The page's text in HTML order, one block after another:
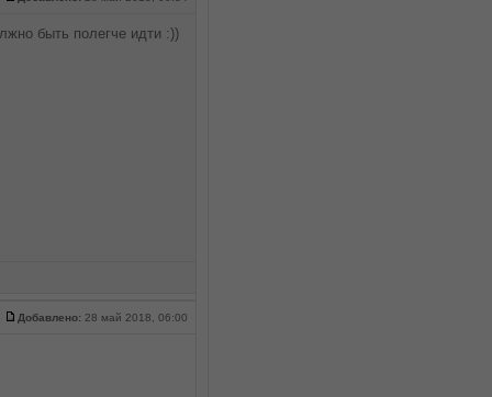
быть полегче идти :))
Добавлено:28 май 2018, 06:00